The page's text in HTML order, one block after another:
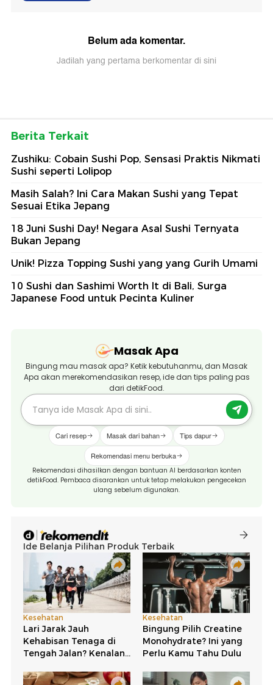
Belum ada komentar.
Jadilah yang pertama berkomentar di sini
Berita Terkait
Zushiku: Cobain Sushi Pop, Sensasi Praktis Nikmati
Sushi seperti Lolipop
Masih Salah? Ini Cara Makan Sushi yang Tepat
Sesuai Etika Jepang
18 Juni Sushi Day! Negara Asal Sushi Ternyata
Bukan Jepang
Unik! Pizza Topping Sushi yang yang Gurih Umami
10 Sushi dan Sashimi Worth It di Bali, Surga
Japanese Food untuk Pecinta Kuliner
Masak Apa
Bingung mau masak apa? Ketik kebutuhanmu, dan Masak
Apa akan merekomendasikan resep, ide dan tips paling pas
dari detikFood.
Cari resep Masak dari bahan Tips dapur
Rekomendasi menu berbuka
Rekomendasi dihasilkan dengan bantuan AI berdasarkan konten
detikFood. Pembaca disarankan untuk tetap melakukan pengecekan
ulang sebelum digunakan.